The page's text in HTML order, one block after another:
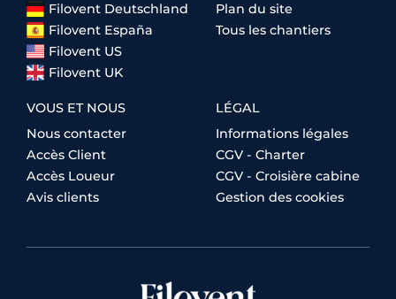
Filovent Deutschland
Filovent España
Filovent US
Filovent UK
Plan du site
Tous les chantiers
VOUS ET NOUS
Nous contacter
Accès Client
Accès Loueur
Avis clients
LÉGAL
Informations légales
CGV - Charter
CGV - Croisière cabine
Gestion des cookies